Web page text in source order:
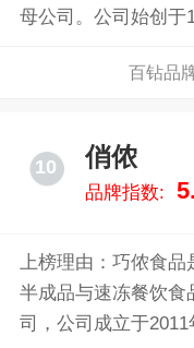
母公司。公司始创于
物饲料添加剂、乳
营养等领域。
百钻品
10 俏侬
品牌指数:
上榜理由：巧侬食品
半成品与速冻餐饮食
司，公司成立于